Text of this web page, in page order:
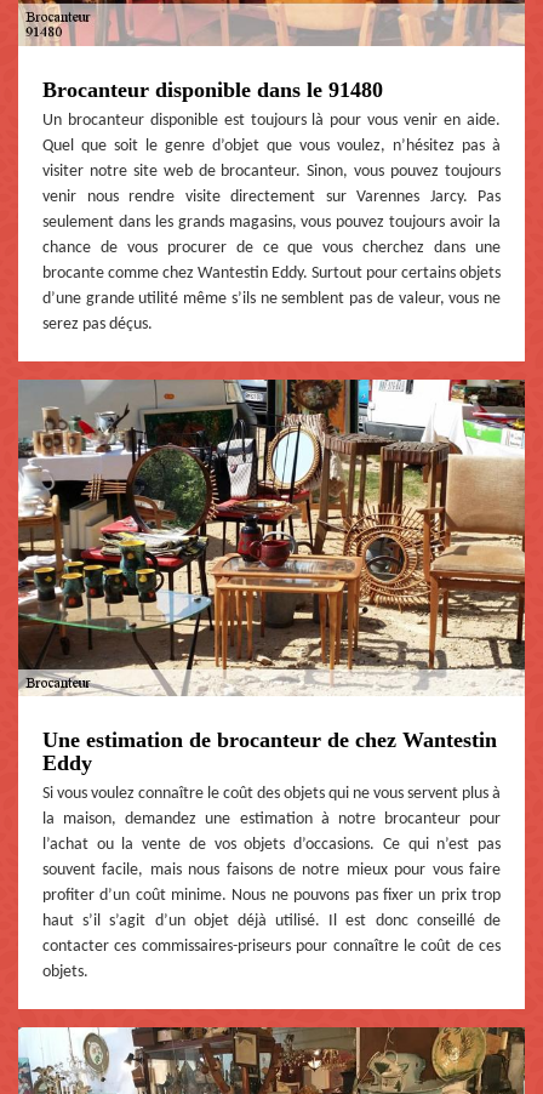
Brocanteur disponible dans le 91480
Un brocanteur disponible est toujours là pour vous venir en aide.
Quel que soit le genre d’objet que vous voulez, n’hésitez pas à
visiter notre site web de brocanteur. Sinon, vous pouvez toujours
venir nous rendre visite directement sur Varennes Jarcy. Pas
seulement dans les grands magasins, vous pouvez toujours avoir la
chance de vous procurer de ce que vous cherchez dans une
brocante comme chez Wantestin Eddy. Surtout pour certains objets
d’une grande utilité même s’ils ne semblent pas de valeur, vous ne
serez pas déçus.
Une estimation de brocanteur de chez Wantestin
Eddy
Si vous voulez connaître le coût des objets qui ne vous servent plus à
la maison, demandez une estimation à notre brocanteur pour
l’achat ou la vente de vos objets d’occasions. Ce qui n’est pas
souvent facile, mais nous faisons de notre mieux pour vous faire
profiter d’un coût minime. Nous ne pouvons pas fixer un prix trop
haut s’il s’agit d’un objet déjà utilisé. Il est donc conseillé de
contacter ces commissaires-priseurs pour connaître le coût de ces
objets.